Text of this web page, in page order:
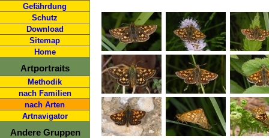
Gefährdung
Schutz
Download
Sitemap
Home
Artportraits
Methodik
nach Familien
nach Arten
Artnavigator
Andere Gruppen